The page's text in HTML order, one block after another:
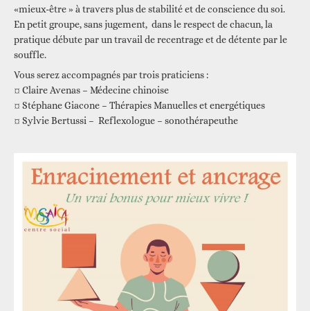
«mieux-être » à travers plus de stabilité et de conscience du soi.
En petit groupe, sans jugement, dans le respect de chacun, la
pratique débute par un travail de recentrage et de détente par le
souffle.
Vous serez accompagnés par trois praticiens :
¤ Claire Avenas – Médecine chinoise
¤ Stéphane Giacone – Thérapies Manuelles et energétiques
¤ Sylvie Bertussi – Reflexologue – sonothérapeuthe